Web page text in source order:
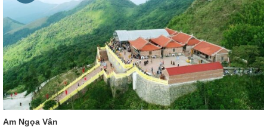
Am Ngọa Vân